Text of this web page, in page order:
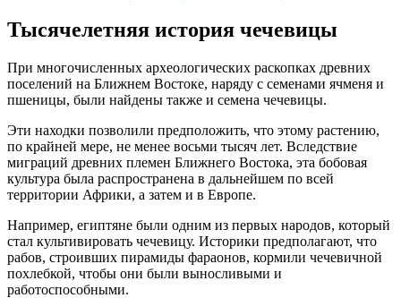
Тысячелетняя история чечевицы
При многочисленных археологических раскопках древних
поселений на Ближнем Востоке, наряду с семенами ячменя и
пшеницы, были найдены также и семена чечевицы.
Эти находки позволили предположить, что этому растению,
по крайней мере, не менее восьми тысяч лет. Вследствие
миграций древних племен Ближнего Востока, эта бобовая
культура была распространена в дальнейшем по всей
территории Африки, а затем и в Европе.
Например, египтяне были одним из первых народов, который
стал культивировать чечевицу. Историки предполагают, что
рабов, строивших пирамиды фараонов, кормили чечевичной
похлебкой, чтобы они были выносливыми и
работоспособными.